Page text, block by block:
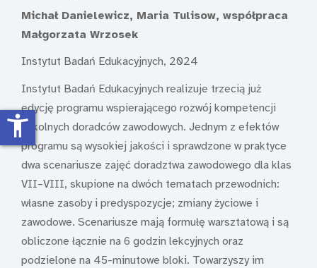
Michał Danielewicz, Maria Tulisow, współpraca
Małgorzata Wrzosek
Instytut Badań Edukacyjnych, 2024
Instytut Badań Edukacyjnych realizuje trzecią już
edycję programu wspierającego rozwój kompetencji
szkolnych doradców zawodowych. Jednym z efektów
programu są wysokiej jakości i sprawdzone w praktyce
dwa scenariusze zajęć doradztwa zawodowego dla klas
VII–VIII, skupione na dwóch tematach przewodnich:
własne zasoby i predyspozycje; zmiany życiowe i
zawodowe. Scenariusze mają formułę warsztatową i są
obliczone łącznie na 6 godzin lekcyjnych oraz
podzielone na 45-minutowe bloki. Towarzyszy im
accessibility_new